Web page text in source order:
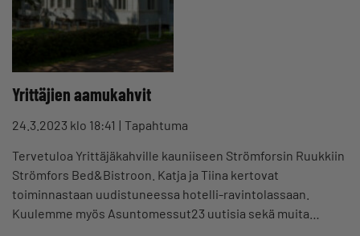
Yrittäjien aamukahvit
24.3.2023 klo 18:41
Tapahtuma
Tervetuloa Yrittäjäkahville kauniiseen Strömforsin Ruukkiin
Strömfors Bed&Bistroon. Katja ja Tiina kertovat
toiminnastaan uudistuneessa hotelli-ravintolassaan.
Kuulemme myös Asuntomessut23 uutisia sekä muita…